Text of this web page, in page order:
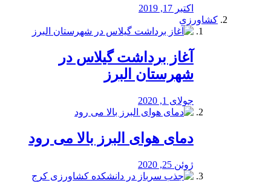
اکتبر 17, 2019
کشاورزی
آغاز برداشت گیلاس در
شهرستان البرز
جولای 1, 2020
دمای هوای البرز بالا می رود
ژوئن 25, 2020